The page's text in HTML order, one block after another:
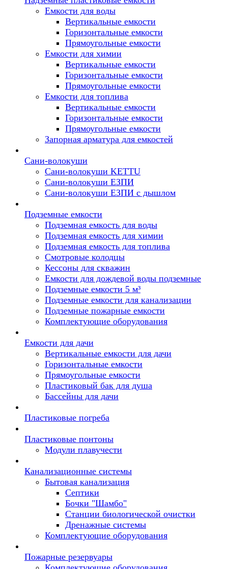
Емкости для воды
Вертикальные емкости
Горизонтальные емкости
Прямоугольные емкости
Емкости для химии
Вертикальные емкости
Горизонтальные емкости
Прямоугольные емкости
Емкоcти для топлива
Вертикальные емкости
Горизонтальные емкости
Прямоугольные емкости
Запорная арматура для емкостей
Сани-волокуши
Сани-волокуши KETTU
Сани-волокуши ЕЗПИ
Сани-волокуши ЕЗПИ с дышлом
Подземные емкости
Подземная емкость для воды
Подземная емкость для химии
Подземная емкость для топлива
Смотровые колодцы
Кессоны для скважин
Емкости для дождевой воды подземные
Подземные емкости 5 м³
Подземные емкости для канализации
Подземные пожарные емкости
Комплектующие оборудования
Емкости для дачи
Вертикальные емкости для дачи
Горизонтальные емкости
Прямоугольные емкости
Пластиковый бак для душа
Бассейны для дачи
Пластиковые погреба
Пластиковые понтоны
Модули плавучести
Канализационные системы
Бытовая канализация
Септики
Бочки "Шамбо"
Станции биологической очистки
Дренажные системы
Комплектующие оборудования
Пожарные резервуары